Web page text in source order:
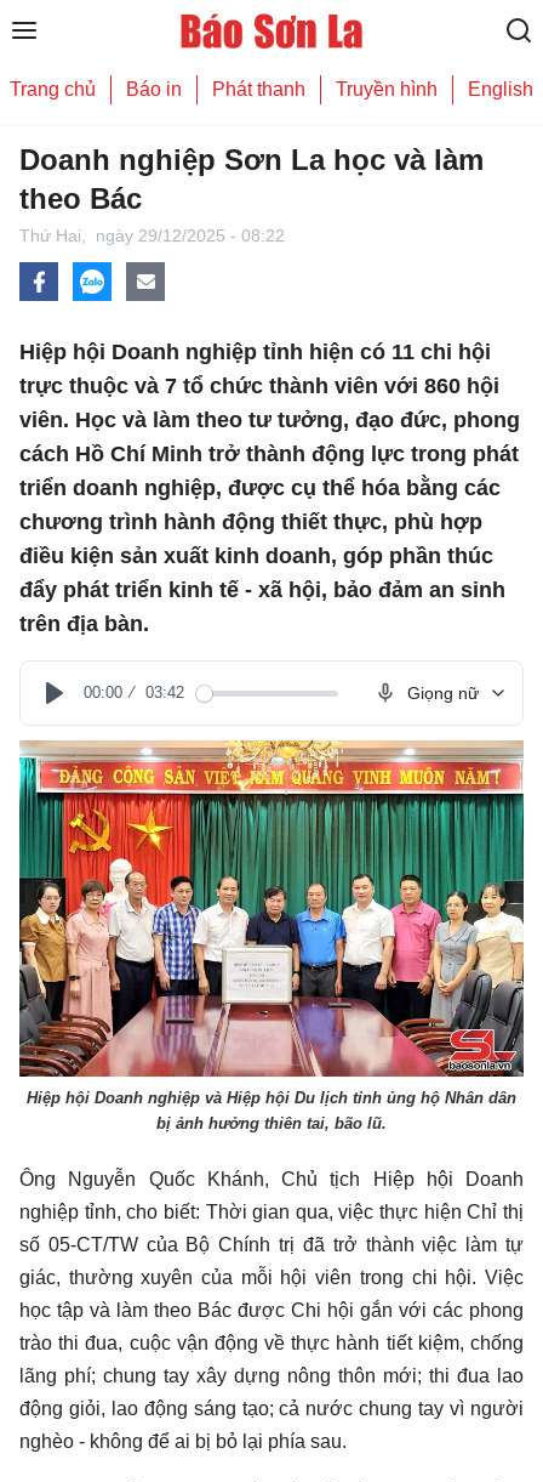
Trang chủ Báo in Phát thanh Truyền hình English
Doanh nghiệp Sơn La học và làm
theo Bác
Thứ Hai, ngày 29/12/2025 - 08:22
Hiệp hội Doanh nghiệp tỉnh hiện có 11 chi hội
trực thuộc và 7 tổ chức thành viên với 860 hội
viên. Học và làm theo tư tưởng, đạo đức, phong
cách Hồ Chí Minh trở thành động lực trong phát
triển doanh nghiệp, được cụ thể hóa bằng các
chương trình hành động thiết thực, phù hợp
điều kiện sản xuất kinh doanh, góp phần thúc
đẩy phát triển kinh tế - xã hội, bảo đảm an sinh
trên địa bàn.
Play
00:00 03:42 Giọng nữ
Hiệp hội Doanh nghiệp và Hiệp hội Du lịch tỉnh ủng hộ Nhân dân
bị ảnh hưởng thiên tai, bão lũ.
Ông Nguyễn Quốc Khánh, Chủ tịch Hiệp hội Doanh
nghiệp tỉnh, cho biết: Thời gian qua, việc thực hiện Chỉ thị
số 05-CT/TW của Bộ Chính trị đã trở thành việc làm tự
giác, thường xuyên của mỗi hội viên trong chi hội. Việc
học tập và làm theo Bác được Chi hội gắn với các phong
trào thi đua, cuộc vận động về thực hành tiết kiệm, chống
lãng phí; chung tay xây dựng nông thôn mới; thi đua lao
động giỏi, lao động sáng tạo; cả nước chung tay vì người
nghèo - không để ai bị bỏ lại phía sau.